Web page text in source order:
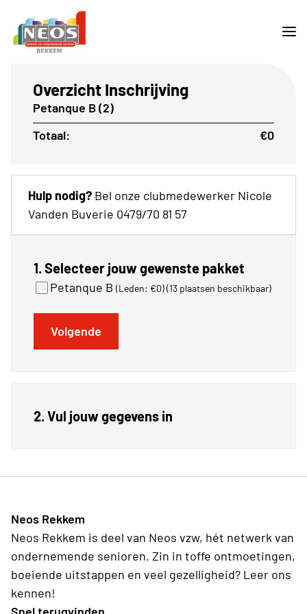
1. Selecteer jouw gewenste pakket
Petanque B (Leden: €0)(13 plaatsen beschikbaar)
Volgende
2. Vul jouw gegevens in
Overzicht Inschrijving
Petanque B (2)
Totaal:
€0
Hulp nodig? Bel onze clubmedewerker Nicole
Vanden Buverie 0479/70 81 57
Neos Rekkem
Neos Rekkem is deel van Neos vzw, hét netwerk van
ondernemende senioren. Zin in toffe ontmoetingen,
boeiende uitstappen en veel gezelligheid? Leer ons
kennen!